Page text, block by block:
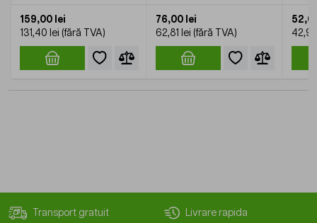
159,00 lei
131,40 lei
76,00 lei
62,81 lei
Transport gratuit Livrare rapida